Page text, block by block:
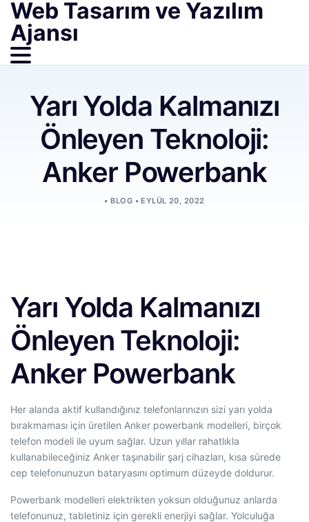
Web Tasarım ve Yazılım
Ajansı
Yarı Yolda Kalmanızı
Önleyen Teknoloji:
Anker Powerbank
•BLOG •EYLÜL 20, 2022
Yarı Yolda Kalmanızı
Önleyen Teknoloji:
Anker Powerbank
Her alanda aktif kullandığınız telefonlarınızın sizi yarı yolda
bırakmaması için üretilen Anker powerbank modelleri, birçok
telefon modeli ile uyum sağlar. Uzun yıllar rahatlıkla
kullanabileceğiniz Anker taşınabilir şarj cihazları, kısa sürede
cep telefonunuzun bataryasını optimum düzeyde doldurur.
Powerbank modelleri elektrikten yoksun olduğunuz anlarda
telefonunuz, tabletiniz için gerekli enerjiyi sağlar. Yolculuğa